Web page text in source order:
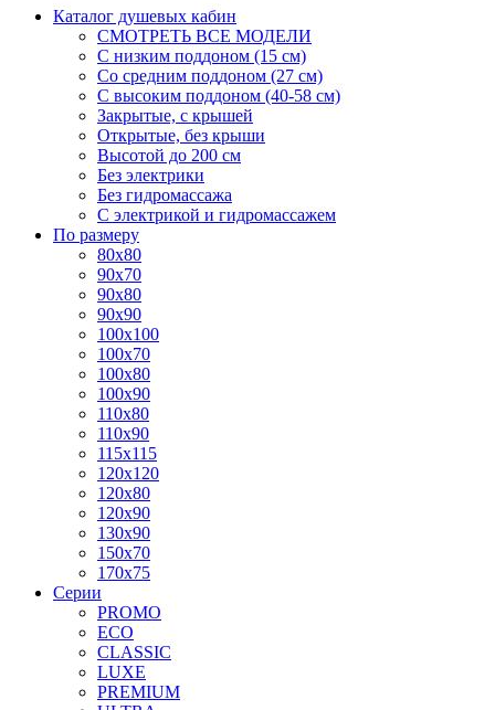
Каталог душевых кабин
СМОТРЕТЬ ВСЕ МОДЕЛИ
С низким поддоном (15 см)
Со средним поддоном (27 см)
С высоким поддоном (40-58 см)
Закрытые, с крышей
Открытые, без крыши
Высотой до 200 см
Без электрики
Без гидромассажа
С электрикой и гидромассажем
По размеру
80x80
90x70
90x80
90x90
100x100
100x70
100x80
100x90
110x80
110x90
115x115
120x120
120x80
120x90
130x90
150x70
170x75
Серии
PROMO
ECO
CLASSIC
LUXE
PREMIUM